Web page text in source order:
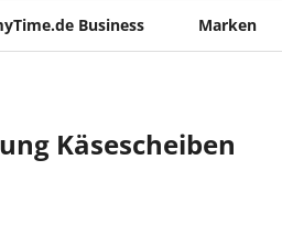
Business Marken
Käsescheiben